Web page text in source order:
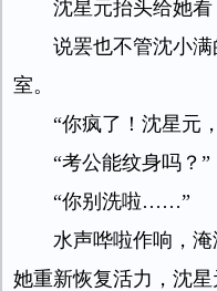
沈星元抬头给她
说罢也不管沈小
室。
“你疯了！沈星元
“考公能纹身吗？”
“你别洗啦……”
水声哗啦作响，
她重新恢复活力，沈星